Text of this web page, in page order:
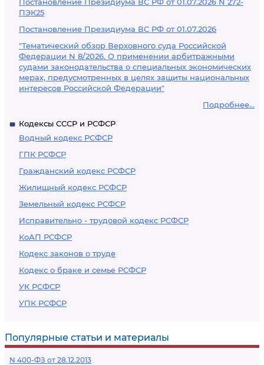
ПЭК25
Постановление Президиума ВС РФ от 01.07.2026
"Тематический обзор Верховного суда Российской
Федерации N 8/2026. О применении арбитражными
судами законодательства о специальных экономических
мерах, предусмотренных в целях защиты национальных
интересов Российской Федерации"
Подробнее...
Кодексы СССР и РСФСР
Водный кодекс РСФСР
ГПК РСФСР
Гражданский кодекс РСФСР
Жилищный кодекс РСФСР
Земельный кодекс РСФСР
Исправительно - трудовой кодекс РСФСР
КоАП РСФСР
Кодекс законов о труде
Кодекс о браке и семье РСФСР
УК РСФСР
УПК РСФСР
Популярные статьи и материалы
N 400-ФЗ от 28.12.2013